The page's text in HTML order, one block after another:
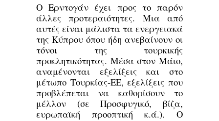
Ο Ερντογάν έχει προς το παρόν
άλλες προτεραιότητες. Μια από
αυτές είναι μάλιστα τα ενεργειακά
της Κύπρου όπου ήδη ανεβαίνουν οι
τόνοι της τουρκικής
προκλητικότητας. Μέσα στον Μάιο,
αναμένονται εξελίξεις και στο
μέτωπο Τουρκίας-ΕΕ, εξελίξεις που
προβλέπεται να καθορίσουν το
μέλλον (σε Προσφυγικό, βίζα,
ευρωπαϊκή προοπτική κ.ά.). Ο